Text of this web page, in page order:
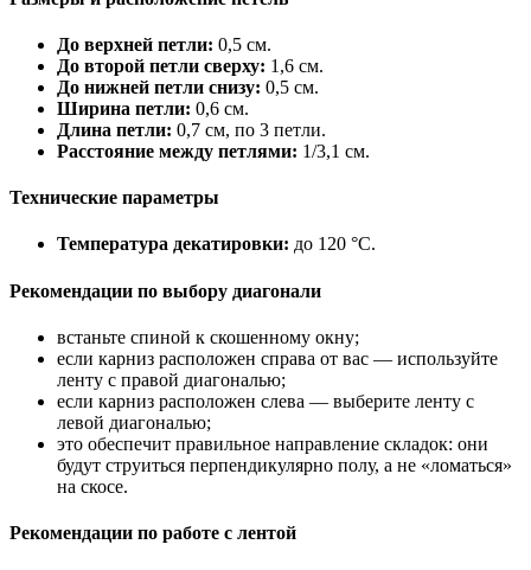
До верхней петли: 0,5 см.
До второй петли сверху: 1,6 см.
До нижней петли снизу: 0,5 см.
Ширина петли: 0,6 см.
Длина петли: 0,7 см, по 3 петли.
Расстояние между петлями: 1/3,1 см.
Технические параметры
Температура декатировки: до 120 °C.
Рекомендации по выбору диагонали
встаньте спиной к скошенному окну;
если карниз расположен справа от вас — используйте
ленту с правой диагональю;
если карниз расположен слева — выберите ленту с
левой диагональю;
это обеспечит правильное направление складок: они
будут струиться перпендикулярно полу, а не «ломаться»
на скосе.
Рекомендации по работе с лентой